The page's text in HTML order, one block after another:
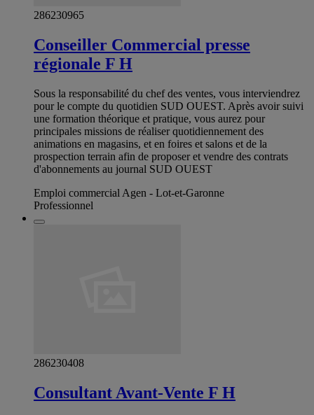
286230965
Conseiller Commercial presse
régionale F H
Sous la responsabilité du chef des ventes, vous interviendrez
pour le compte du quotidien SUD OUEST. Après avoir suivi
une formation théorique et pratique, vous aurez pour
principales missions de réaliser quotidiennement des
animations en magasins, et en foires et salons et de la
prospection terrain afin de proposer et vendre des contrats
d'abonnements au journal SUD OUEST
Emploi commercial Agen - Lot-et-Garonne
Professionnel
286230408
Consultant Avant-Vente F H